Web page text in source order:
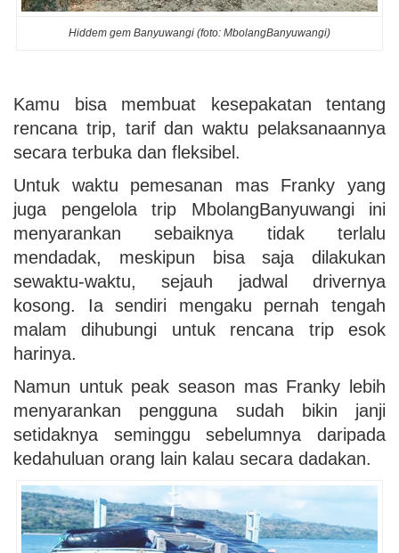
Hiddem gem Banyuwangi (foto: MbolangBanyuwangi)
Kamu bisa membuat kesepakatan tentang
rencana trip, tarif dan waktu pelaksanaannya
secara terbuka dan fleksibel.
Untuk waktu pemesanan mas Franky yang
juga pengelola trip MbolangBanyuwangi ini
menyarankan sebaiknya tidak terlalu
mendadak, meskipun bisa saja dilakukan
sewaktu-waktu, sejauh jadwal drivernya
kosong. Ia sendiri mengaku pernah tengah
malam dihubungi untuk rencana trip esok
harinya.
Namun untuk peak season mas Franky lebih
menyarankan pengguna sudah bikin janji
setidaknya seminggu sebelumnya daripada
kedahuluan orang lain kalau secara dadakan.